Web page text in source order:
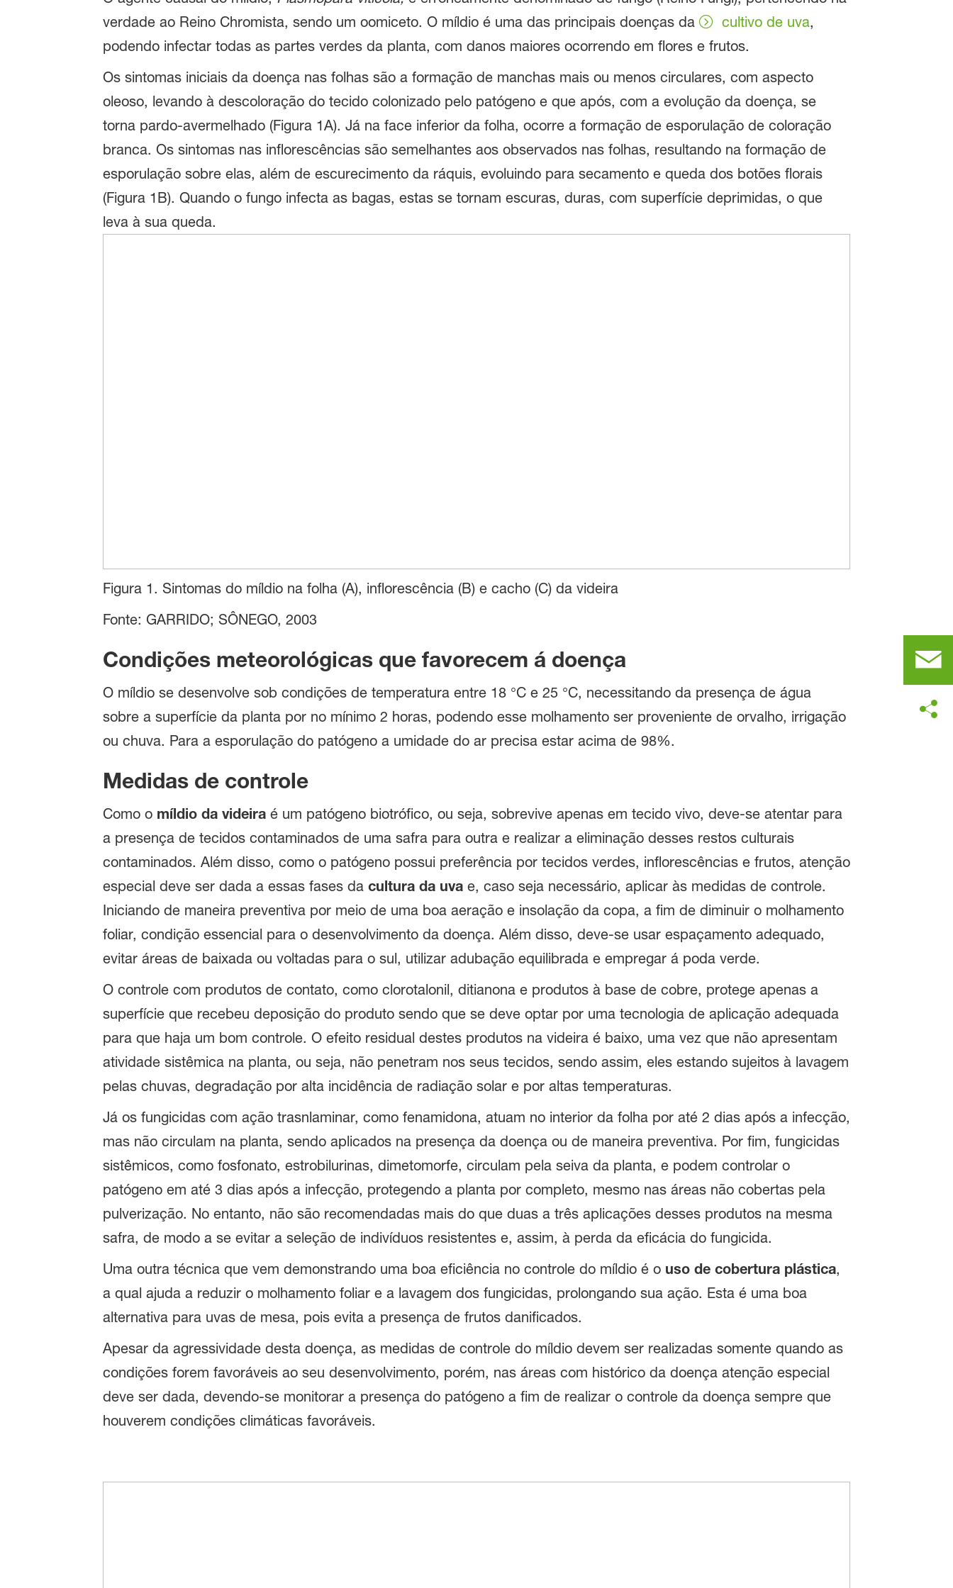
verdade ao Reino Chromista, sendo um oomiceto. O míldio é uma das principais doenças da
cultivo de uva,
podendo infectar todas as partes verdes da planta, com danos maiores ocorrendo em flores e frutos.
Os sintomas iniciais da doença nas folhas são a formação de manchas mais ou menos circulares, com aspecto
oleoso, levando à descoloração do tecido colonizado pelo patógeno e que após, com a evolução da doença, se
torna pardo-avermelhado (Figura 1A). Já na face inferior da folha, ocorre a formação de esporulação de coloração
branca. Os sintomas nas inflorescências são semelhantes aos observados nas folhas, resultando na formação de
esporulação sobre elas, além de escurecimento da ráquis, evoluindo para secamento e queda dos botões florais
(Figura 1B). Quando o fungo infecta as bagas, estas se tornam escuras, duras, com superfície deprimidas, o que
leva à sua queda.
Figura 1. Sintomas do míldio na folha (A), inflorescência (B) e cacho (C) da videira
Fonte: GARRIDO; SÔNEGO, 2003
Condições meteorológicas que favorecem á doença
O míldio se desenvolve sob condições de temperatura entre 18 °C e 25 °C, necessitando da presença de água
sobre a superfície da planta por no mínimo 2 horas, podendo esse molhamento ser proveniente de orvalho, irrigação
ou chuva. Para a esporulação do patógeno a umidade do ar precisa estar acima de 98%.
Medidas de controle
Como o míldio da videiraé um patógeno biotrófico, ou seja, sobrevive apenas em tecido vivo, deve-se atentar para
a presença de tecidos contaminados de uma safra para outra e realizar a eliminação desses restos culturais
contaminados. Além disso, como o patógeno possui preferência por tecidos verdes, inflorescências e frutos, atenção
especial deve ser dada a essas fases da cultura da uvae, caso seja necessário, aplicar às medidas de controle.
Iniciando de maneira preventiva por meio de uma boa aeração e insolação da copa, a fim de diminuir o molhamento
foliar, condição essencial para o desenvolvimento da doença. Além disso, deve-se usar espaçamento adequado,
evitar áreas de baixada ou voltadas para o sul, utilizar adubação equilibrada e empregar á poda verde.
O controle com produtos de contato, como clorotalonil, ditianona e produtos à base de cobre, protege apenas a
superfície que recebeu deposição do produto sendo que se deve optar por uma tecnologia de aplicação adequada
para que haja um bom controle. O efeito residual destes produtos na videira é baixo, uma vez que não apresentam
atividade sistêmica na planta, ou seja, não penetram nos seus tecidos, sendo assim, eles estando sujeitos à lavagem
pelas chuvas, degradação por alta incidência de radiação solar e por altas temperaturas.
Já os fungicidas com ação trasnlaminar, como fenamidona, atuam no interior da folha por até 2 dias após a infecção,
mas não circulam na planta, sendo aplicados na presença da doença ou de maneira preventiva. Por fim, fungicidas
sistêmicos, como fosfonato, estrobilurinas, dimetomorfe, circulam pela seiva da planta, e podem controlar o
patógeno em até 3 dias após a infecção, protegendo a planta por completo, mesmo nas áreas não cobertas pela
pulverização. No entanto, não são recomendadas mais do que duas a três aplicações desses produtos na mesma
safra, de modo a se evitar a seleção de indivíduos resistentes e, assim, à perda da eficácia do fungicida.
Uma outra técnica que vem demonstrando uma boa eficiência no controle do míldio é o uso de cobertura plástica,
a qual ajuda a reduzir o molhamento foliar e a lavagem dos fungicidas, prolongando sua ação. Esta é uma boa
alternativa para uvas de mesa, pois evita a presença de frutos danificados.
Apesar da agressividade desta doença, as medidas de controle do míldio devem ser realizadas somente quando as
condições forem favoráveis ao seu desenvolvimento, porém, nas áreas com histórico da doença atenção especial
deve ser dada, devendo-se monitorar a presença do patógeno a fim de realizar o controle da doença sempre que
houverem condições climáticas favoráveis.